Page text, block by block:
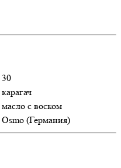
30
карагач
масло с воском
Osmo (Германия)